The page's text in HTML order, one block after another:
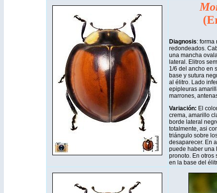
Diagnosis: forma
redondeados.
una mancha
lateral. Elitros
1/6 del ancho en
base y sutura
al élitro. Lado
epipleuras
marrones,
Variación: El
crema, amarillo
borde lateral
totalmente, asi
triángulo sobre
desaparecer. En
puede haber una
pronoto. En otros
en la base del